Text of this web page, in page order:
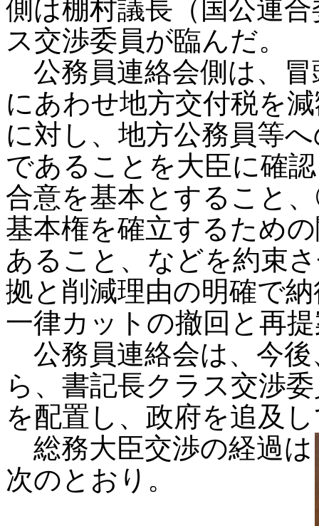
側は棚村議長（国公連
ス交渉委員が臨んだ。
公務員連絡会側は、冒
にあわせ地方交付税を
に対し、地方公務員等
であることを大臣に確
合意を基本とすること
基本権を確立するため
あること、などを約束
拠と削減理由の明確で
一律カットの撤回と再
公務員連絡会は、今後
ら、書記長クラス交渉
を配置し、政府を追及
総務大臣交渉の経過は
次のとおり。